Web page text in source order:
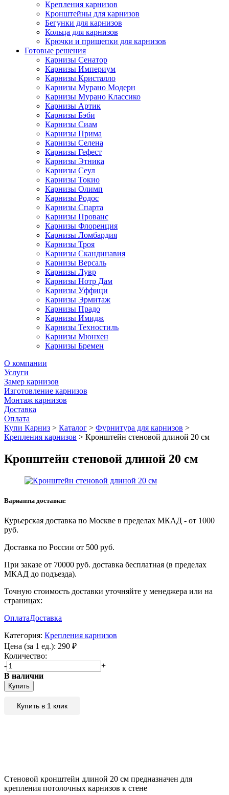
Крепления карнизов
Кронштейны для карнизов
Бегунки для карнизов
Кольца для карнизов
Крючки и прищепки для карнизов
Готовые решения
Карнизы Сенатор
Карнизы Империум
Карнизы Кристалло
Карнизы Мурано Модерн
Карнизы Мурано Классико
Карнизы Артик
Карнизы Бэби
Карнизы Сиам
Карнизы Прима
Карнизы Селена
Карнизы Гефест
Карнизы Этника
Карнизы Сеул
Карнизы Токио
Карнизы Олимп
Карнизы Родос
Карнизы Спарта
Карнизы Прованс
Карнизы Флоренция
Карнизы Ломбардия
Карнизы Троя
Карнизы Скандинавия
Карнизы Версаль
Карнизы Лувр
Карнизы Нотр Дам
Карнизы Уффици
Карнизы Эрмитаж
Карнизы Прадо
Карнизы Имидж
Карнизы Техностиль
Карнизы Мюнхен
Карнизы Бремен
О компании
Услуги
Замер карнизов
Изготовление карнизов
Монтаж карнизов
Доставка
Оплата
Купи Карниз > Каталог > Фурнитура для карнизов >
Крепления карнизов > Кронштейн стеновой длиной 20 см
Кронштейн стеновой длиной 20 см
Варианты доставки:
Курьерская доставка по Москве в пределах МКАД - от 1000
руб.
Доставка по России от 500 руб.
При заказе от 70000 руб. доставка бесплатная (в пределах
МКАД до подъезда).
Точную стоимость доставки уточняйте у менеджера или на
страницах:
ОплатаДоставка
Категория: Крепления карнизов
Цена (за 1 ед.): 290 ₽
Количество:
-
+
В наличии
Купить в 1 клик
Стеновой кронштейн длиной 20 см предназначен для
крепления потолочных карнизов к стене